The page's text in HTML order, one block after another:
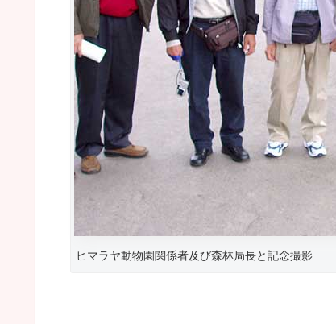
ヒマラヤ動物園関係者及び森林局長と記念撮影